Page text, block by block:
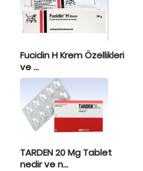
Fucidin H Krem Özellikleri
ve ...
TARDEN 20 Mg Tablet
nedir ve n...